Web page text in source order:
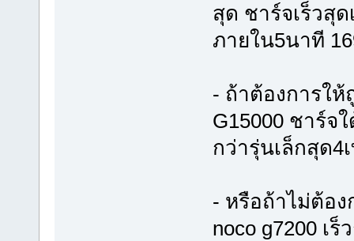
สุด ชาร์จเร็วสุ
ภายใน5นาที
- ถ้าต้องการให้
G15000 ชาร์จ
กว่ารุ่นเล็กสุด4
- หรือถ้าไม่ต้อ
noco g7200 เ